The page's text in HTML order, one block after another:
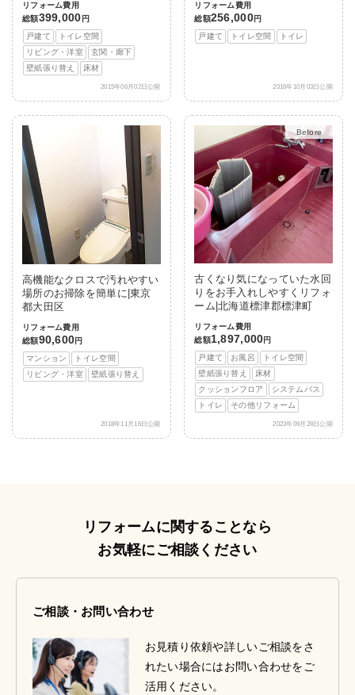
リフォーム費用
総額399,000 円
戸建て
トイレ空間
リビング・洋室
玄関・廊下
壁紙張り替え
床材
2015年06月02日公開
リフォーム費用
総額256,000円
戸建て
トイレ空間 トイレ
2016年10月03日公開
高機能なクロスで汚れやすい
場所のお掃除を簡単に|東京
都大田区
リフォーム費用
総額90,600円
マンション
トイレ空間
リビング・洋室
壁紙張り替え
2018年11月16日公開
After
古くなり気になっていた水回
りをお手入れしやすくリフォ
ーム|北海道標津郡標津町
リフォーム費用
総額1,897,000円
戸建て
お風呂
トイレ空間
壁紙張り替え
床材
クッションフロア
システムバス
トイレ
その他リフォーム
2023年09月28日公開
リフォームに関することなら
お気軽にご相談ください
ご相談・お問い合わせ
お見積り依頼や詳しいご相談をさ
れたい場合にはお問い合わせをご
活用ください。